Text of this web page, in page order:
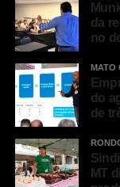
da
no
MATO
do
de
MT